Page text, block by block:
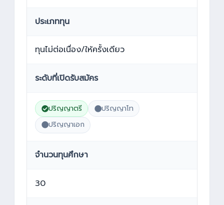
ประเภททุน
ทุนไม่ต่อเนื่อง/ให้ครั้งเดียว
ระดับที่เปิดรับสมัคร
ปริญญาตรี
ปริญญาโท
ปริญญาเอก
จำนวนทุนศึกษา
30